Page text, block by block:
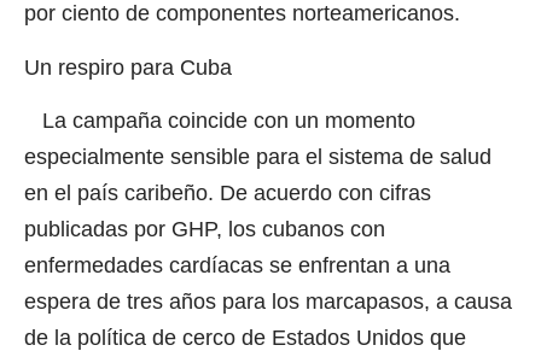
por ciento de componentes norteamericanos.
Un respiro para Cuba
La campaña coincide con un momento
especialmente sensible para el sistema de salud
en el país caribeño. De acuerdo con cifras
publicadas por GHP, los cubanos con
enfermedades cardíacas se enfrentan a una
espera de tres años para los marcapasos, a causa
de la política de cerco de Estados Unidos que